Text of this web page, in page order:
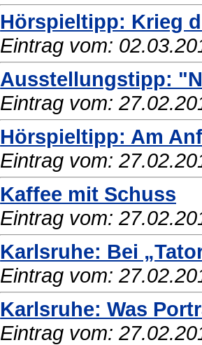
Hörspieltipp: Krieg
Eintrag vom:
Ausstellungstipp:
Eintrag vom:
Hörspieltipp: Am
Eintrag vom:
Kaffee mit Schuss
Eintrag vom:
Karlsruhe: Bei
Eintrag vom:
Karlsruhe: Was
Eintrag vom: